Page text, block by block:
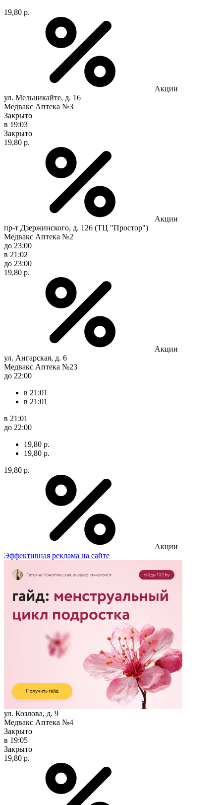
19,80 р.
Акции
ул. Мельникайте, д. 16
Медвакс Аптека №3
Закрыто
в 19:03
Закрыто
19,80 р.
Акции
пр-т Дзержинского, д. 126 (ТЦ "Простор")
Медвакс Аптека №2
до 23:00
в 21:02
до 23:00
19,80 р.
Акции
ул. Ангарская, д. 6
Медвакс Аптека №23
до 22:00
в 21:01
в 21:01
в 21:01
до 22:00
19,80 р.
19,80 р.
19,80 р.
Акции
Эффективная реклама на сайте
ул. Козлова, д. 9
Медвакс Аптека №4
Закрыто
в 19:05
Закрыто
19,80 р.